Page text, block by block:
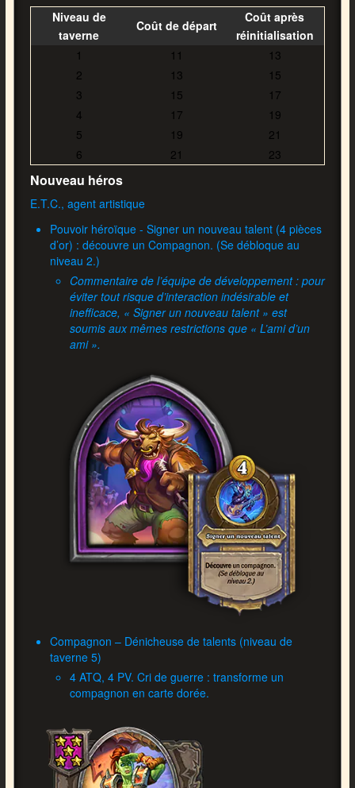
Niveau de
taverne
Coût de départ
Coût après
réinitialisation
1
11
13
2
13
15
3
15
17
4
17
19
5
19
21
6
21 23
Nouveau héros
E.T.C., agent artistique
Pouvoir héroïque - Signer un nouveau talent (4 pièces
d’or) : découvre un Compagnon. (Se débloque au
niveau 2.)
Commentaire de l’équipe de développement : pour
éviter tout risque d’interaction indésirable et
inefficace, « Signer un nouveau talent » est
soumis aux mêmes restrictions que « L’ami d’un
ami ».
Compagnon – Dénicheuse de talents (niveau de
taverne 5)
4 ATQ, 4 PV. Cri de guerre : transforme un
compagnon en carte dorée.